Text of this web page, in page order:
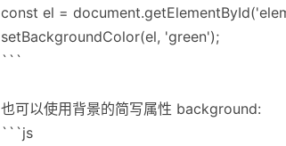
const el =
setBackgroundColor(el, 'green');
```
也可以使用背景的简写属性 background:
```js